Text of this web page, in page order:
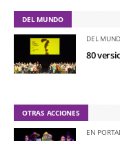
DEL MUNDO
DEL
80
OTRAS ACCIONES
EN